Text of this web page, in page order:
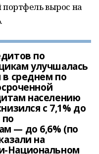
вырос на
по
улучшалась
среднем по
населению
с 7,1% до
по
— до 6,6% (по
на
Национальном